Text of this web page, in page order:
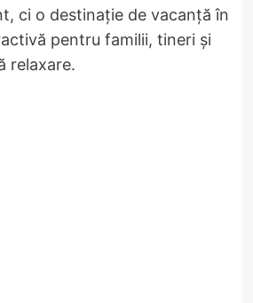
ci o destinație de vacanță în
pentru familii, tineri și
relaxare.